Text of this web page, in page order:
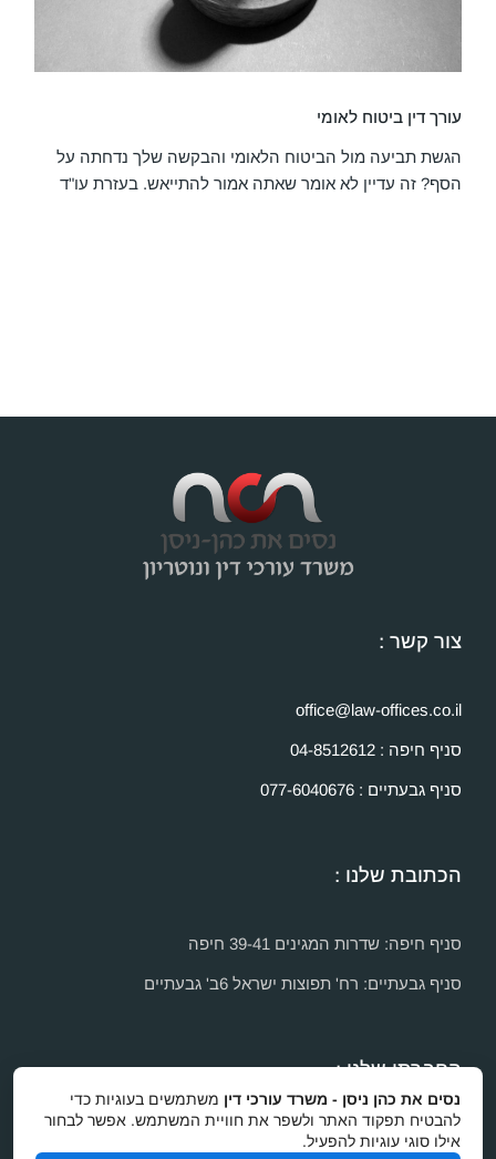
עורך דין ביטוח לאומי
הגשת תביעה מול הביטוח הלאומי והבקשה שלך נדחתה על
הסף? זה עדיין לא אומר שאתה אמור להתייאש. בעזרת עו"ד
צור קשר :
office@law-offices.co.il
סניף חיפה : 04-8512612
סניף גבעתיים : 077-6040676
הכתובת שלנו :
סניף חיפה: שדרות המגינים 39-41 חיפה
סניף גבעתיים: רח' תפוצות ישראל 6ב' גבעתיים
החברתי שלנו :
נסים את כהן ניסן - משרד עורכי דין משתמשים בעוגיות כדי
להבטיח תפקוד האתר ולשפר את חוויית המשתמש. אפשר לבחור
אילו סוגי עוגיות להפעיל.